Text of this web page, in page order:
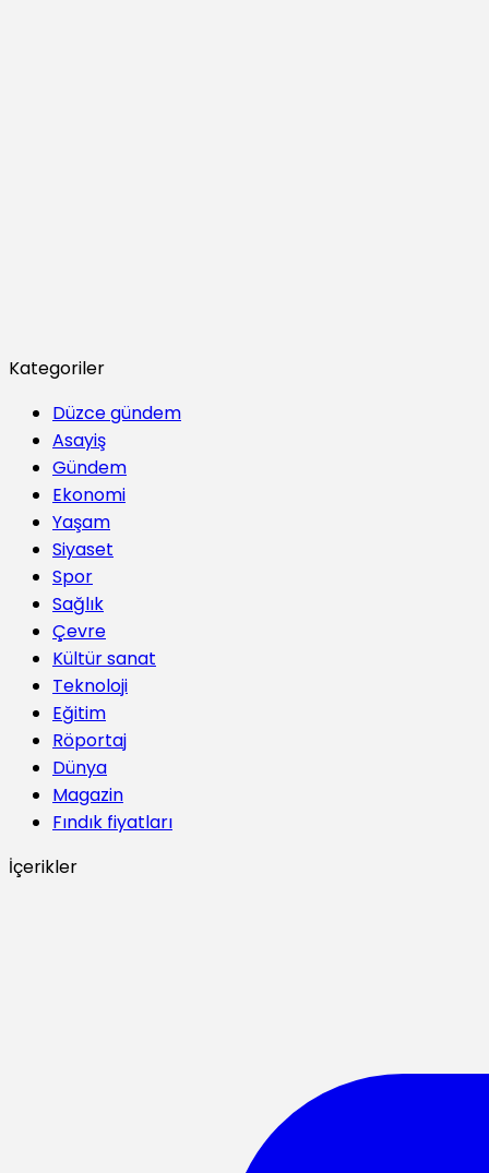
Kategoriler
Düzce gündem
Asayiş
Gündem
Ekonomi
Yaşam
Siyaset
Spor
Sağlık
Çevre
Kültür sanat
Teknoloji
Eğitim
Röportaj
Dünya
Magazin
Fındık fiyatları
İçerikler